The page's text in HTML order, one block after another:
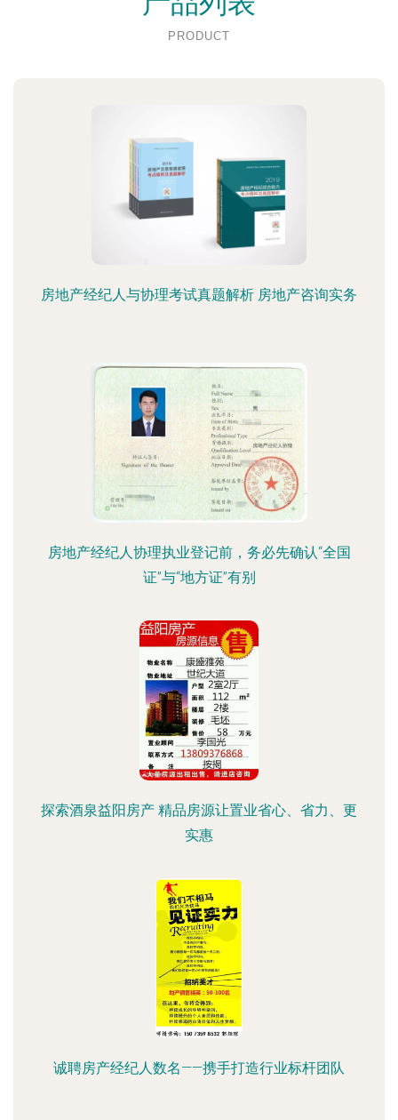
PRODUCT
房地产经纪人与协理考试真题解析 房地产咨询实务
房地产经纪人协理执业登记前，务必先确认“全国
证”与“地方证”有别
探索酒泉益阳房产 精品房源让置业省心、省力、更
实惠
诚聘房产经纪人数名——携手打造行业标杆团队